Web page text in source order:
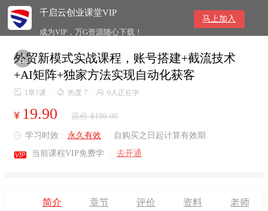
千启云创业课堂VIP
成为VIP，万G资源随心下载！
马上加入

外贸新模式实战课程，账号搭建+截流技术
+AI矩阵+独家方法实现自动化获客
 1章1课  热度 7  0人正在学
¥ 19.90 原价 ¥199.00
 学习时效 : 永久有效 自购买之日起计算有效期
 当前课程VIP免费学 去开通
简介 章节 评价 资料 老师